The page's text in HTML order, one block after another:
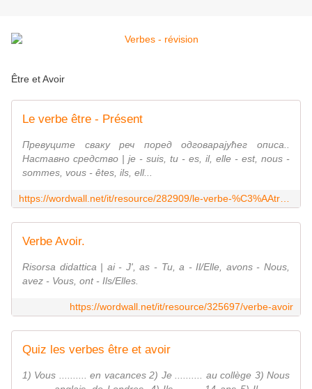
Être et Avoir
Le verbe être - Présent
Превуците сваку реч поред одговарајућег описа..
Наставно средство | je - suis, tu - es, il, elle - est, nous -
sommes, vous - êtes, ils, ell...
Verbe Avoir.
Risorsa didattica | ai - J', as - Tu, a - Il/Elle, avons - Nous,
avez - Vous, ont - Ils/Elles.
https://wordwall.net/it/resource/325697/verbe-avoir
Quiz les verbes être et avoir
1) Vous .......... en vacances 2) Je .......... au collège 3) Nous